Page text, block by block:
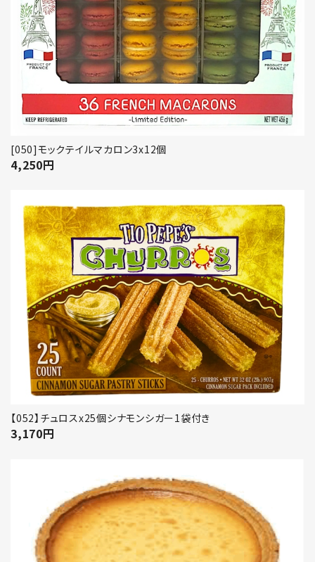
[050]モックテイルマカロン3x12個
4,250円
【052】チュロスx25個シナモンシガー1袋付き
3,170円